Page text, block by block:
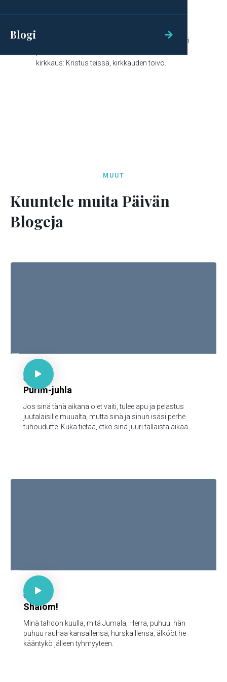
Blogi 
joille Jumala tahtoi tehdä tiettäväksi, kuinka suuri
kirkkaus: Kristus teissä, kirkkauden toivo.
MUUT
Kuuntele muita Päivän
Blogeja
Est. 4:14

67
Purim-juhla
Jos sinä tänä aikana olet vaiti, tulee apu ja pelastus
juutalaisille muualta, mutta sinä ja sinun isäsi perhe
tuhoudutte. Kuka tietää, etkö sinä juuri tällaista aikaa
Ps 85:9

66
Shalom!
Minä tahdon kuulla, mitä Jumala, Herra, puhuu: hän
puhuu rauhaa kansallensa, hurskaillensa; älkööt he
kääntykö jälleen tyhmyyteen.